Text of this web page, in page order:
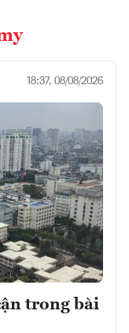
18:37, 08/08/2026
trong bài